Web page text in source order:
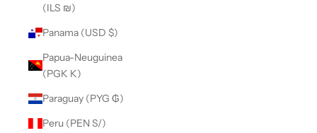
(ILS ₪)
Panama (USD $)
Papua-Neuguinea
(PGK K)
Paraguay (PYG ₲)
Peru (PEN S/)